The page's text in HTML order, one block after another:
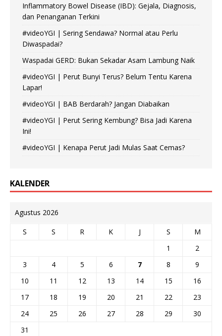
Inflammatory Bowel Disease (IBD): Gejala, Diagnosis,
dan Penanganan Terkini
#videoYGI | Sering Sendawa? Normal atau Perlu
Diwaspadai?
Waspadai GERD: Bukan Sekadar Asam Lambung Naik
#videoYGI | Perut Bunyi Terus? Belum Tentu Karena
Lapar!
#videoYGI | BAB Berdarah? Jangan Diabaikan
#videoYGI | Perut Sering Kembung? Bisa Jadi Karena
Ini!
#videoYGI | Kenapa Perut Jadi Mulas Saat Cemas?
KALENDER
Agustus 2026
S S R K J S
M
1
2
3
4 5 6 7 8
9
10
11 12 13 14 15
16
17
18 19 20 21 22
23
24
25 26 27 28 29
30
31